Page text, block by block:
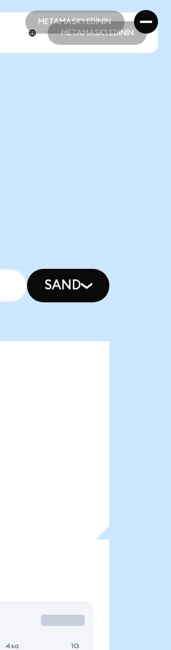
METAMASK'I EDİNİN
METAMASK'I EDİNİN
METAMASK'I EDİNİN
SAND
4sa 1G